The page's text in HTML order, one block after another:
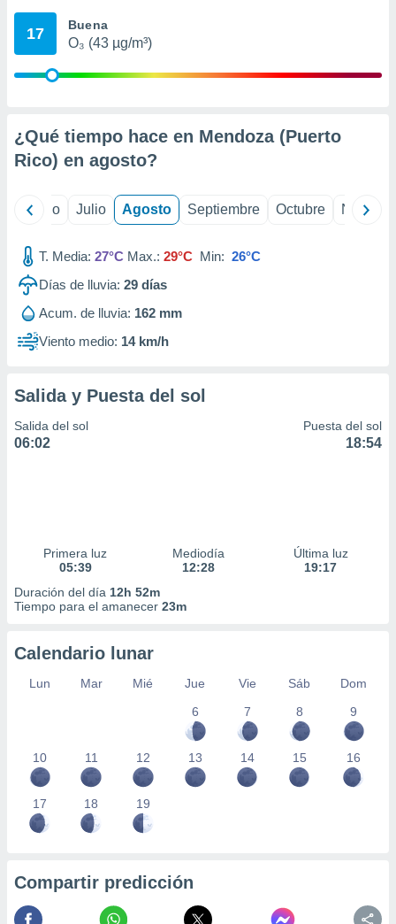
e
publicidad
1199
17 Buena
O₃ (43 µg/m³)
¿Qué tiempo hace en Mendoza (Puerto
Rico) en agosto?
Junio Julio Agosto Septiembre Octubre
T. Media: 27°C Max.: 29°C Min: 26°C
Días de lluvia: 29 días
Acum. de lluvia: 162 mm
Viento medio: 14 km/h
Salida y Puesta del sol
Salida del sol
06:02
Puesta del sol
18:54
Primera luz
05:39
Mediodía
12:28
Última luz
19:17
Duración del día 12h 52m
Tiempo para el amanecer 23m
Calendario lunar
Lun Mar Mié Jue Vie Sáb
Dom
6
7 8 9
10 11 12 13 14 15 16
17 18 19
Compartir predicción